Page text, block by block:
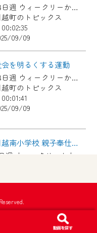
2025年7月14日週 ウィークリーかわごえにて放送
町のトピックス
09/09
会を明るくする運動
2025年7月14日週 ウィークリーかわごえにて放送
町のトピックス
09/09
【川越】川越南小学校 親子奉仕作業
町のトピックス
09/09
【川越】つばめday ！『パタパタ板返しを作ろう』
入者様へのサー
いただくには、
『CCNetマイ
必要となりま
を含むCCNetの
めのIDです。
ールアドレス